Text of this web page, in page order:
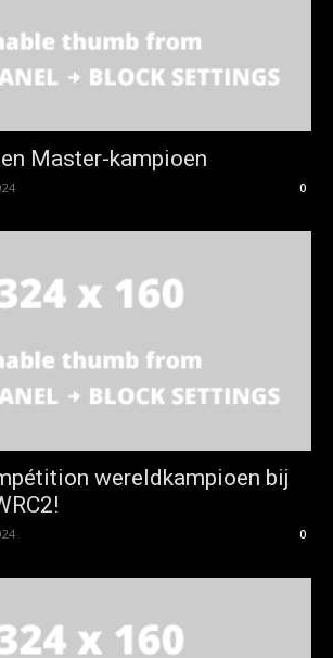
Master-kampioen
0
wereldkampioen bij
0